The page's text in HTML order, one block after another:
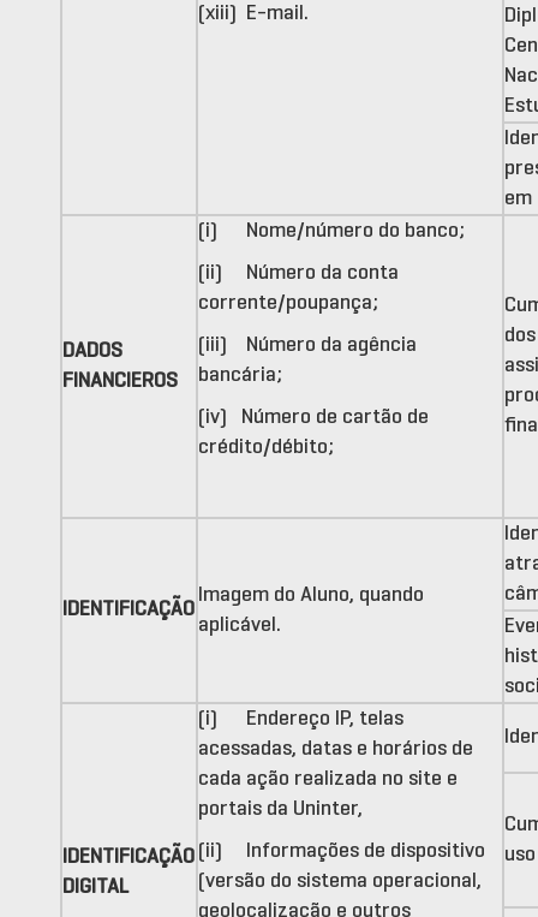
(xiii) E-mail.
em
DADOS
FINANCIEROS
(i) Nome/número do banco;
(ii) Número da conta
corrente/poupança;
(iii) Número da agência
bancária;
(iv) Número de cartão de
crédito/débito;
IDENTIFICAÇÃO
Imagem do Aluno, quando
aplicável.
IDENTIFICAÇÃO
DIGITAL
(i) Endereço IP, telas
acessadas, datas e horários de
cada ação realizada no site e
portais da Uninter,
(ii) Informações de dispositivo
(versão do sistema operacional,
geolocalização e outros